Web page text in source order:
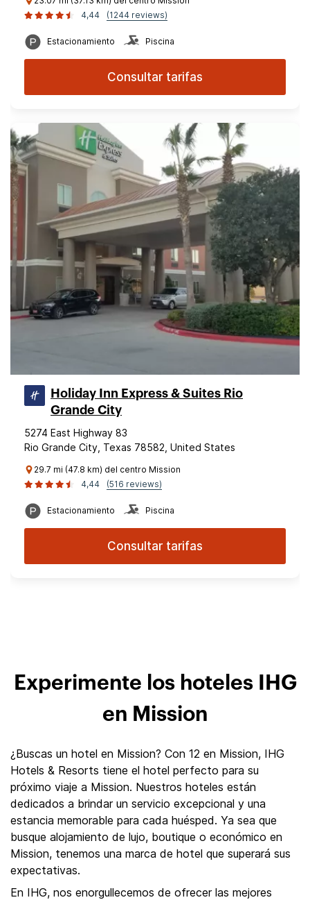
4,44
(1244 reviews)
Estacionamiento Piscina
Consultar tarifas
Holiday Inn Express & Suites Rio
Grande City
5274 East Highway 83
Rio Grande City, Texas 78582, United States
29.7 mi (47.8 km) del centro Mission
4,44
(516 reviews)
Estacionamiento Piscina
Consultar tarifas
Experimente los hoteles IHG
en Mission
¿Buscas un hotel en Mission? Con 12 en Mission, IHG
Hotels & Resorts tiene el hotel perfecto para su
próximo viaje a Mission. Nuestros hoteles están
dedicados a brindar un servicio excepcional y una
estancia memorable para cada huésped. Ya sea que
busque alojamiento de lujo, boutique o económico en
Mission, tenemos una marca de hotel que superará sus
expectativas.
En IHG, nos enorgullecemos de ofrecer las mejores